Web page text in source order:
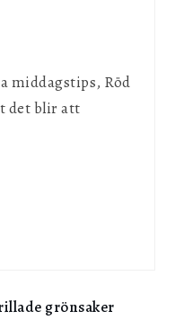
middagstips, Röd
det blir att